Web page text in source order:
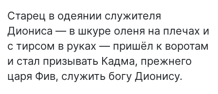
Старец в одеянии служителя
Диониса — в шкуре оленя на плечах и
с тирсом в руках — пришёл к воротам
и стал призывать Кадма, прежнего
царя Фив, служить богу Дионису.